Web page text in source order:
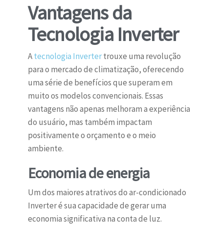
Vantagens da
Tecnologia Inverter
Atecnologia Invertertrouxe uma revolução
para o mercado de climatização, oferecendo
uma série de benefícios que superam em
muito os modelos convencionais. Essas
vantagens não apenas melhoram a experiência
do usuário, mas também impactam
positivamente o orçamento e o meio
ambiente.
Economia de energia
Um dos maiores atrativos do ar-condicionado
Inverter é sua capacidade de gerar uma
economia significativa na conta de luz.